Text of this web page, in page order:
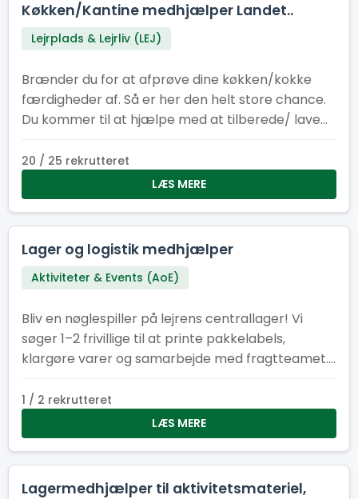
Køkken/Kantine medhjælper Landet..
Lejrplads & Lejrliv (LEJ)
Brænder du for at afprøve dine køkken/kokke
færdigheder af. Så er her den helt store chance.
Du kommer til at hjælpe med at tilberede/ lave
20 / 25 rekrutteret
LÆS MERE
Lager og logistik medhjælper
Aktiviteter & Events (AoE)
Bliv en nøglespiller på lejrens centrallager! Vi
søger 1–2 frivillige til at printe pakkelabels,
klargøre varer og samarbejde med fragtteamet.
B.
1 / 2 rekrutteret
LÆS MERE
Lagermedhjælper til aktivitetsmateriel,